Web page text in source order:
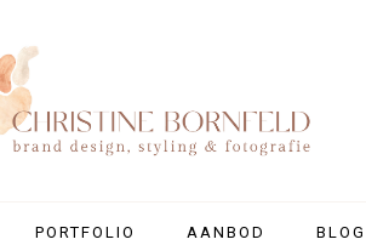
PORTFOLIO AANBOD BLOG